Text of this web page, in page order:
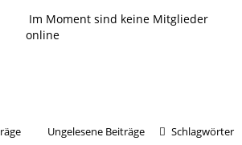
Im Moment sind keine Mitglieder
online
Ungelesene Beiträge Schlagwörter